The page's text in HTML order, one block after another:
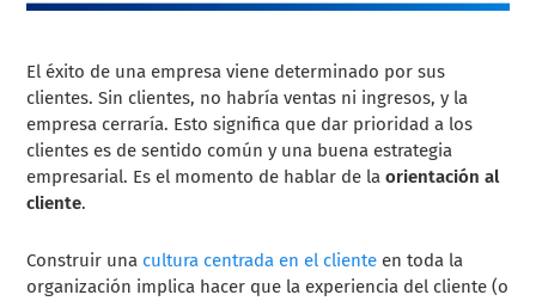
El éxito de una empresa viene determinado por sus
clientes. Sin clientes, no habría ventas ni ingresos, y la
empresa cerraría. Esto significa que dar prioridad a los
clientes es de sentido común y una buena estrategia
empresarial. Es el momento de hablar de laorientación al
cliente.
Construir una cultura centrada en el cliente en toda la
organización implica hacer que la experiencia del cliente (o